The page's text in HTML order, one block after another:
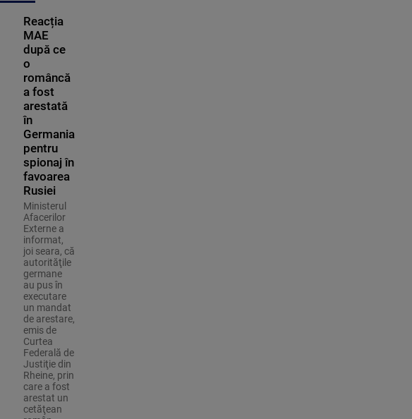
Reacția
MAE
după ce
o
româncă
a fost
arestată
în
Germania
pentru
spionaj în
favoarea
Rusiei
Ministerul
Afacerilor
Externe a
informat,
joi seara, că
autorităţile
germane
au pus în
executare
un mandat
de arestare,
emis de
Curtea
Federală de
Justiţie din
Rheine, prin
care a fost
arestat un
cetăţean